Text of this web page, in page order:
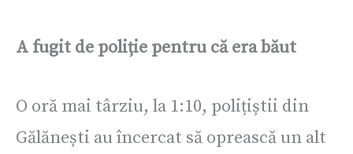
A fugit de poliție pentru că era băut
O oră mai târziu, la 1:10, polițiștii din
Gălănești au încercat să oprească un alt